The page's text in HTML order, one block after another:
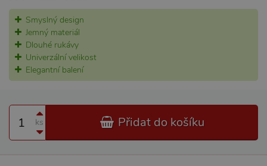
Smyslný design
Jemný materiál
Dlouhé rukávy
Univerzální velikost
Elegantní balení
ks Přidat do košíku